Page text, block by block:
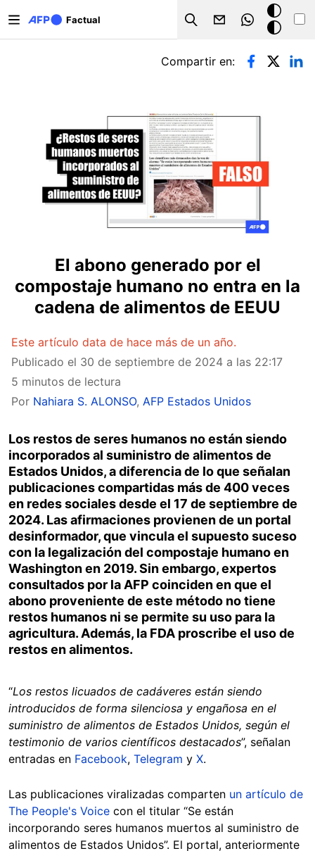
Factual
Search
Modo
oscuro
Solapas principales
Compartir en:
El abono generado por el
compostaje humano no entra en la
cadena de alimentos de EEUU
Este artículo data de hace más de un año.
Publicado el 30 de septiembre de 2024 a las 22:17
5 minutos de lectura
Por Nahiara S. ALONSO, AFP Estados Unidos
Los restos de seres humanos no están siendo
incorporados al suministro de alimentos de
Estados Unidos, a diferencia de lo que señalan
publicaciones compartidas más de 400 veces
en redes sociales desde el 17 de septiembre de
2024. Las afirmaciones provienen de un portal
desinformador, que vincula el supuesto suceso
con la legalización del compostaje humano en
Washington en 2019. Sin embargo, expertos
consultados por la AFP coinciden en que el
abono proveniente de este método no tiene
restos humanos ni se permite su uso para la
agricultura. Además, la FDA proscribe el uso de
restos en alimentos.
“Los restos licuados de cadáveres están siendo
introducidos de forma silenciosa y engañosa en el
suministro de alimentos de Estados Unidos, según el
testimonio de varios científicos destacados”, señalan
entradas en Facebook, Telegram y X.
Las publicaciones viralizadas comparten un artículo de
The People's Voice con el titular “Se están
incorporando seres humanos muertos al suministro de
alimentos de Estados Unidos”. El portal, anteriormente